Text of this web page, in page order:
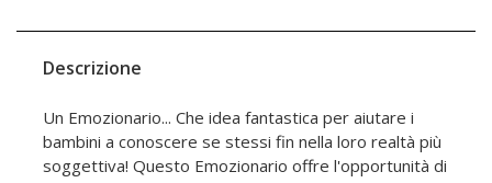
Descrizione
Un Emozionario... Che idea fantastica per aiutare i
bambini a conoscere se stessi fin nella loro realtà più
soggettiva! Questo Emozionario offre l'opportunità di